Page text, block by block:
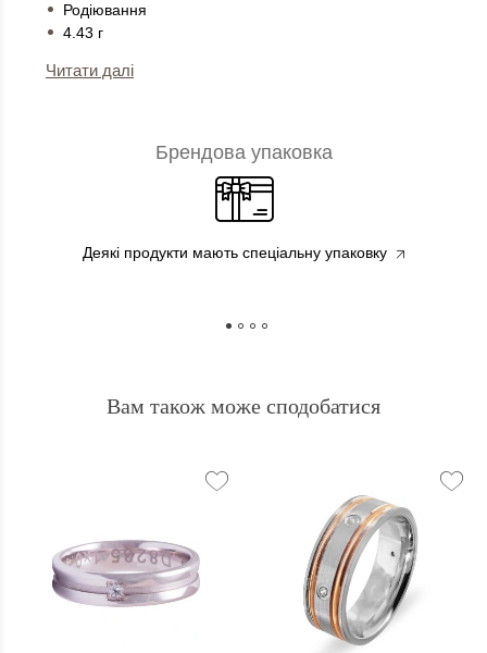
Родіювання
4.43 г
Читати далі
Брендова упаковка
Деякі продукти мають спеціальну упаковку
Вам також може сподобатися